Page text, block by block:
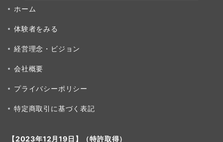
ホーム
体験者をみる
経営理念・ビジョン
会社概要
プライバシーポリシー
特定商取引に基づく表記
【2023年12月19日】（特許取得）